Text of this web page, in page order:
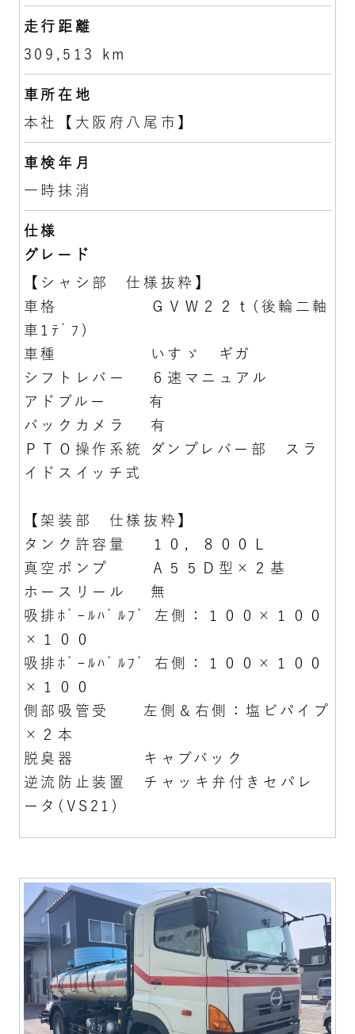
走行距離
309,513 km
車所在地
本社【大阪府八尾市】
車検年月
一時抹消
仕様
グレード
【シャシ部 仕様抜粋】
車格 ＧＶＷ２２ｔ(後輪二軸
車1ﾃﾞﾌ)
車種 いすゞ ギガ
シフトレバー ６速マニュアル
アドブルー 有
バックカメラ 有
ＰＴＯ操作系統 ダンプレバー部 スラ
イドスイッチ式
【架装部 仕様抜粋】
タンク許容量 １０，８００Ｌ
真空ポンプ Ａ５５Ｄ型×２基
ホースリール 無
吸排ﾎﾞｰﾙﾊﾞﾙﾌﾞ 左側：１００×１００
×１００
吸排ﾎﾞｰﾙﾊﾞﾙﾌﾞ 右側：１００×１００
×１００
側部吸管受 左側＆右側：塩ビパイプ
×２本
脱臭器 キャブバック
逆流防止装置 チャッキ弁付きセパレ
ータ(VS21)